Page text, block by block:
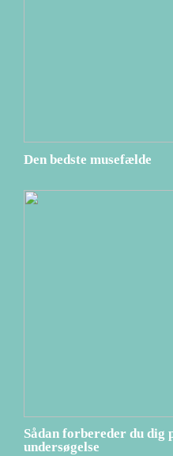
Den bedste musefælde
Sådan forbereder du dig
undersøgelse